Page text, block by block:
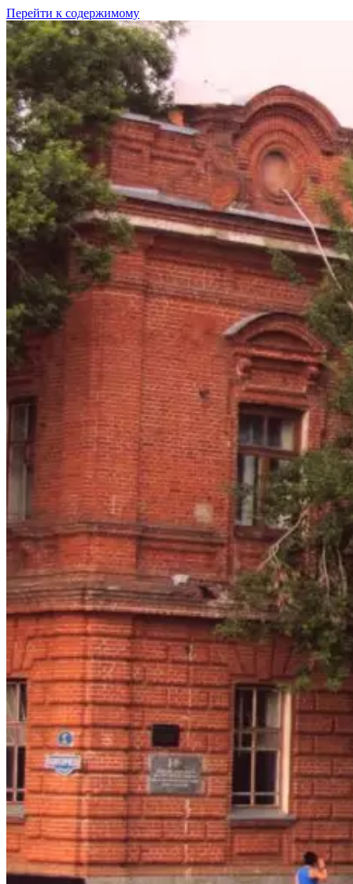
Перейти к содержимому